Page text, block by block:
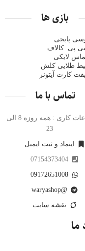
بازی ها
پابجی
پی کالاف
لایکی
طلایی کلش
کارت آیتونز
تماس با ما
ساعات کاری : همه روزه 8 الی
23
اینماد و ثبت ایمیل
07154373404
09172651008
@waryashop
نقشه سایت
ما